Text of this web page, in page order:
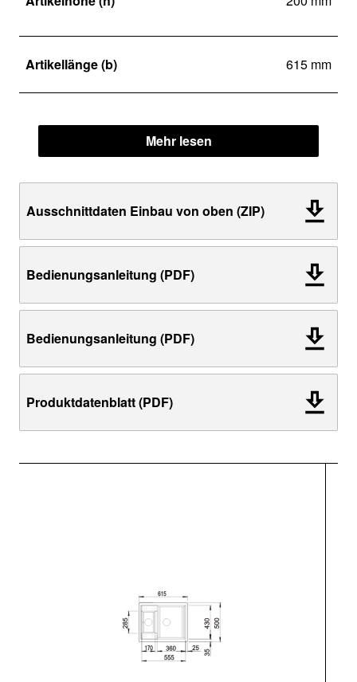
Artikellänge (b) 615 mm
Mehr lesen
Ausschnittdaten Einbau von oben (ZIP)
Bedienungsanleitung (PDF)
Bedienungsanleitung (PDF)
Produktdatenblatt (PDF)